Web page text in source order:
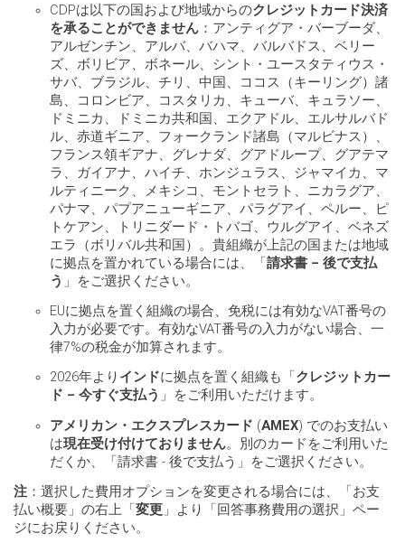
CDPは以下の国および地域からのクレジットカード決済
を承ることができません ：アンティグア・バーブーダ、
アルゼンチン、アルバ、バハマ、バルバドス、ベリー
ズ、ボリビア、ボネール、シント・ユースタティウス・
サバ、ブラジル、チリ、中国、ココス（キーリング）諸
島、コロンビア、コスタリカ、キューバ、キュラソー、
ドミニカ、ドミニカ共和国、エクアドル、エルサルバド
ル、赤道ギニア、フォークランド諸島（マルビナス）、
フランス領ギアナ、グレナダ、グアドループ、グアテマ
ラ、ガイアナ、ハイチ、ホンジュラス、ジャマイカ、マ
ルティニーク、メキシコ、モントセラト、ニカラグア、
パナマ、パプアニューギニア、パラグアイ、ペルー、ピ
トケアン、トリニダード・トバゴ、ウルグアイ、ベネズ
エラ（ボリバル共和国）。貴組織が上記の国または地域
に拠点を置かれている場合には、「請求書 – 後で支払
う 」をご選択ください。
EUに拠点を置く組織の場合、免税には有効なVAT番号の
入力が必要です。有効なVAT番号の入力がない場合、一
律7%の税金が加算されます。
2026年より インドに拠点を置く組織も「 クレジットカー
ド – 今すぐ支払う 」をご利用いただけます。
アメリカン・エクスプレスカード (AMEX) でのお支払い
は現在受け付けておりません。別のカードをご利用いた
だくか、「請求書 - 後で支払う」をご選択ください。
注 ：選択した費用オプションを変更される場合には、「お支
払い概要」の右上「変更 」より「回答事務費用の選択」ペー
ジにお戻りください。